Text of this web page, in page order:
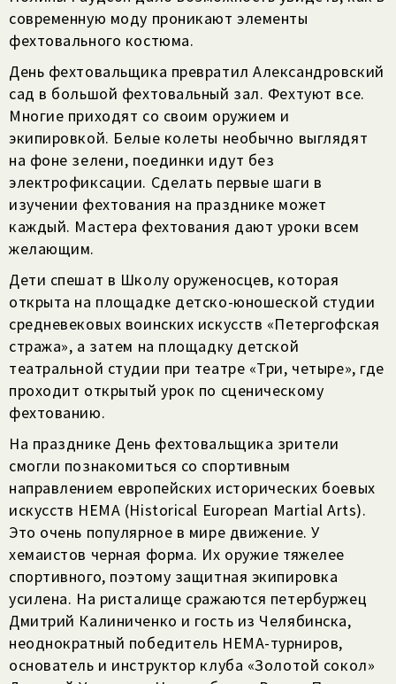
современную моду проникают элементы
фехтовального костюма.
День фехтовальщика превратил Александровский
сад в большой фехтовальный зал. Фехтуют все.
Многие приходят со своим оружием и
экипировкой. Белые колеты необычно выглядят
на фоне зелени, поединки идут без
электрофиксации. Сделать первые шаги в
изучении фехтования на празднике может
каждый. Мастера фехтования дают уроки всем
желающим.
Дети спешат в Школу оруженосцев, которая
открыта на площадке детско-юношеской студии
средневековых воинских искусств «Петергофская
стража», а затем на площадку детской
театральной студии при театре «Три, четыре», где
проходит открытый урок по сценическому
фехтованию.
На празднике День фехтовальщика зрители
смогли познакомиться со спортивным
направлением европейских исторических боевых
искусств HЕМА (Historical European Martial Arts).
Это очень популярное в мире движение. У
хемаистов черная форма. Их оружие тяжелее
спортивного, поэтому защитная экипировка
усилена. На ристалище сражаются петербуржец
Дмитрий Калиниченко и гость из Челябинска,
неоднократный победитель НЕМА-турниров,
основатель и инструктор клуба «Золотой сокол»